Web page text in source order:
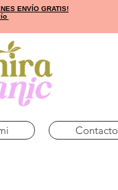
ENVÍO GRATIS!
Contacto